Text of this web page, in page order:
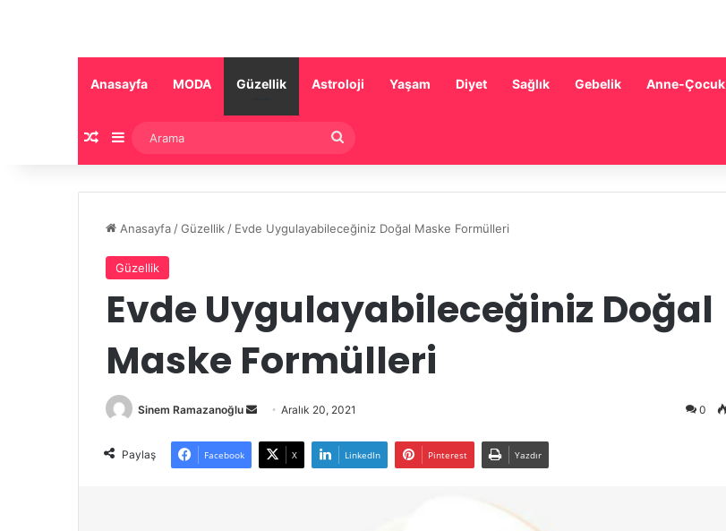
Anasayfa MODA Güzellik Astroloji Yaşam Diyet Sağlık Gebelik Anne-Çocuk
Rastgele Makale
Kenar Bölmesi
Anasayfa /Güzellik / Evde Uygulayabileceğiniz Doğal Maske Formülleri
Güzellik
Evde Uygulayabileceğiniz Doğal
Maske Formülleri
Sinem Ramazanoğlu
Bir
posta
Aralık 20, 2021 0
Paylaş Facebook X LinkedIn Pinterest Yazdır